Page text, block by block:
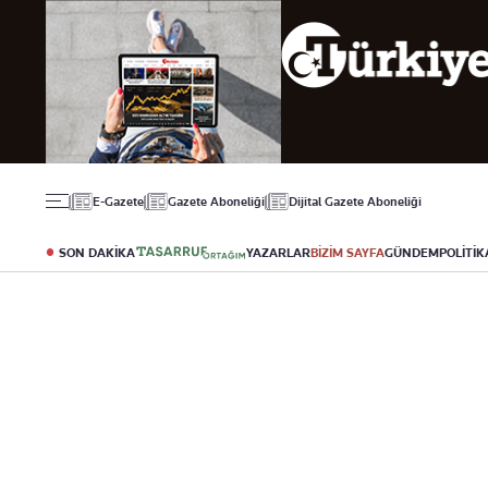
E-Gazete Gazete Aboneliği Dijital Gazete Aboneliği
SON DAKİKA YAZARLARBİZİM SAYFAGÜNDEM
Politika
Ekonomi
Borsa
Altın
Döviz
Hisse Senedi
Kripto Para
T-Otomobil
Futbol
Puan Durumu